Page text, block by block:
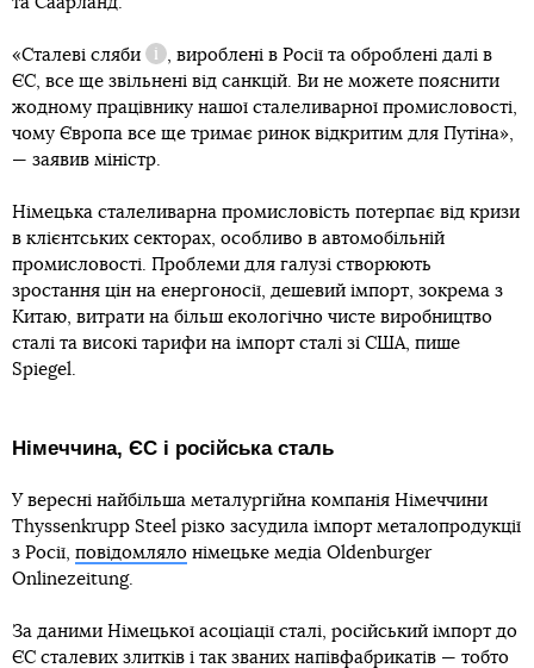
«Сталеві сляби
Довідка
, вироблені в Росії та оброблені далі в
ЄС, все ще звільнені від санкцій. Ви не можете пояснити
жодному працівнику нашої сталеливарної промисловості,
чому Європа все ще тримає ринок відкритим для Путіна»,
— заявив міністр.
Німецька сталеливарна промисловість потерпає від кризи
в клієнтських секторах, особливо в автомобільній
промисловості. Проблеми для галузі створюють
зростання цін на енергоносії, дешевий імпорт, зокрема з
Китаю, витрати на більш екологічно чисте виробництво
сталі та високі тарифи на імпорт сталі зі США, пише
Spiegel.
Німеччина, ЄС і російська сталь
У вересні найбільша металургійна компанія Німеччини
Thyssenkrupp Steel різко засудила імпорт металопродукції
з Росії, повідомляло німецьке медіа Oldenburger
Onlinezeitung.
За даними Німецької асоціації сталі, російський імпорт до
ЄС сталевих злитків і так званих напівфабрикатів — тобто